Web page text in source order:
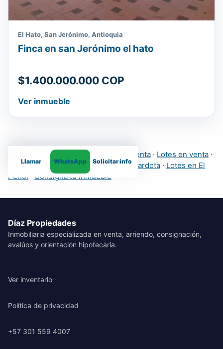
El Hato, San Jerónimo, Antioquia
Finca en san Jerónimo el hato
$1.400.000.000 COP
Ver inmueble
Llamar WhatsApp Solicitar info
Explora más inmuebles: Fincas en venta · Lotes en venta ·
Casas·Apartamentos· Fincas en Girardota · Lotes en El
Peñol
Consigna tu inmueble
Díaz Propiedades
Inmobiliaria especializada en venta, arriendo, consignación,
avalúos y orientación hipotecaria.
Ver inventario
Política de privacidad
+57 301 559 4007